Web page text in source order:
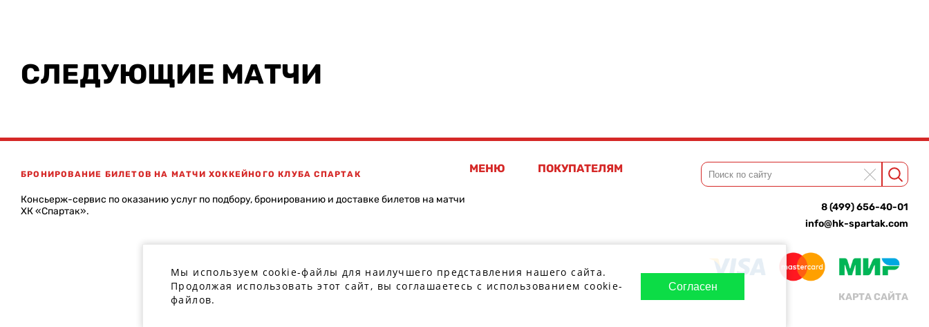
Мы используем cookie-файлы для наилучшего представления нашего сайта.
Продолжая использовать этот сайт, вы соглашаетесь с использованием cookie-
файлов.
Согласен
СЛЕДУЮЩИЕ МАТЧИ
БРОНИРОВАНИЕ БИЛЕТОВ НА МАТЧИ ХОККЕЙНОГО КЛУБА СПАРТАК
Консьерж-сервис по оказанию услуг по подбору, бронированию и доставке билетов на матчи
ХК «Спартак».
МЕНЮ ПОКУПАТЕЛЯМ
8 (499) 656-40-01
info@hk-spartak.com
КАРТА САЙТА